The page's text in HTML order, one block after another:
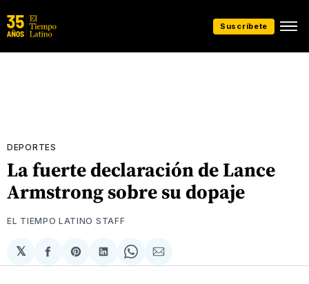
Suscríbete
DEPORTES
La fuerte declaración de Lance
Armstrong sobre su dopaje
EL TIEMPO LATINO STAFF
𝕏
Compartir
en
Share
on
Compartir
en
Share
on
Compartir
via